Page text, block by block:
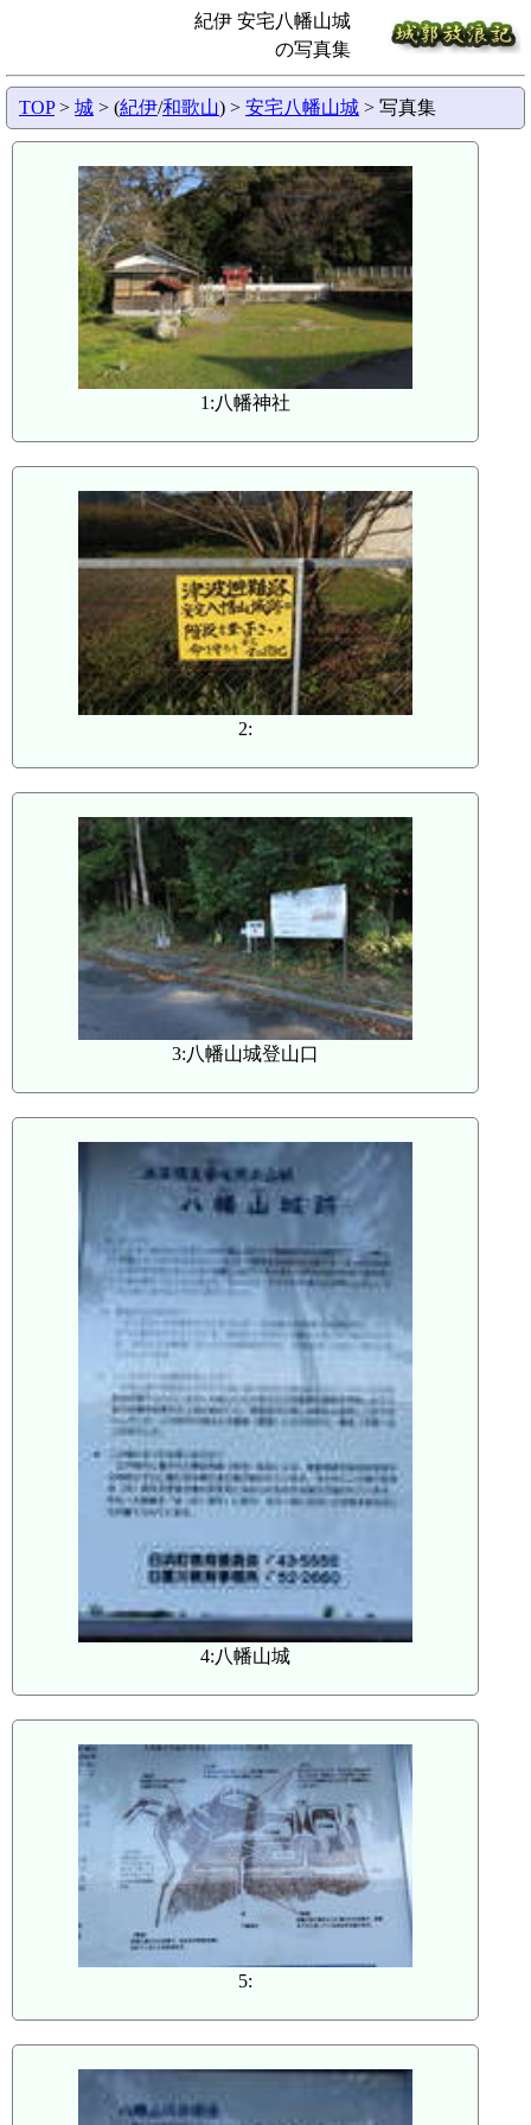
紀伊 安宅八幡山城
の写真集
TOP> 城 > (紀伊/和歌山) > 安宅八幡山城 > 写真集
1:八幡神社
2:
3:八幡山城登山口
4:八幡山城
5: